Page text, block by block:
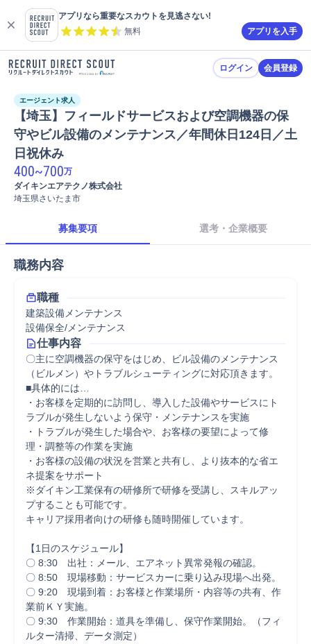
アプリなら重要なスカウトを見逃さない!
無料
アプリを入手
ログイン 会員登録
エージェント求人
【埼玉】フィールドサービスおよび空調機器の保
守やビル設備のメンテナンス／年間休日124日／土
日祝休み
400~700万
ダイキンエアテクノ株式会社
埼玉県さいたま市
募集要項 選考・企業概要
職務内容
職種
建築設備メンテナンス
設備保全/メンテナンス
仕事内容
〇主に空調機器の保守をはじめ、ビル設備のメンテナンス
（ビルメン）やトラブルシューティングに対応頂きます。
■具体的には…
・お客様を定期的に訪問し、導入した設備やサービスにト
ラブルが発生しないよう保守・メンテナンスを実施
・トラブルが発生した場合や、お客様の要望によって修
理・調整等の作業を実施
・お客様の設備の状況を営業と共有し、より抜本的な省エ
ネ提案をサポート
※ダイキン工業保有の研修所で研修を受講し、スキルアッ
プすることも可能です。
キャリア採用者向けの研修も随時開催しています。
【1日のスケジュール】
〇 8:30　出社：メール、エアネット異常発報の確認。
〇 8:50　現場移動：サービスカーに乗り込み現場へ出発。
〇 9:20　現場到着：お客様と作業場所・内容等の共有、作
業前ＫＹ実施。
〇 9:30　作業開始：道具を準備し、保守作業開始。（フィ
ルター清掃、データ測定）